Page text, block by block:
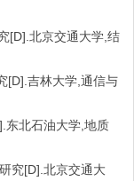
[D].北京交通大学,结
[D].吉林大学,通信与
东北石油大学,地质
究[D].北京交通大